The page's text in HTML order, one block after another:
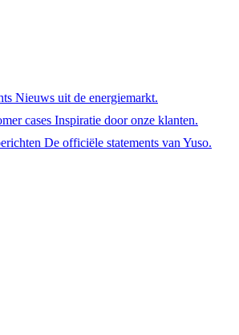
Nieuws uit de energiemarkt.
cases Inspiratie door onze klanten.
De officiële statements van Yuso.